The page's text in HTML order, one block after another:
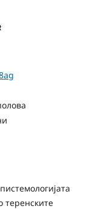
теренските